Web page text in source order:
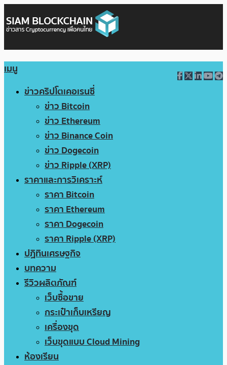
เมนู
ข่าวคริปโตเคอเรนซี่
ข่าว Bitcoin
ข่าว Ethereum
ข่าว Binance Coin
ข่าว Dogecoin
ข่าว Ripple (XRP)
ราคาและการวิเคราะห์
ราคา Bitcoin
ราคา Ethereum
ราคา Dogecoin
ราคา Ripple (XRP)
ปฏิทินเศรษฐกิจ
บทความ
รีวิวผลิตภัณฑ์
เว็บซื้อขาย
กระเป๋าเก็บเหรียญ
เครื่องขุด
เว็บขุดแบบ Cloud Mining
ห้องเรียน